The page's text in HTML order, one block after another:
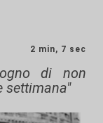
2 min, 7 sec
di non
settimana"